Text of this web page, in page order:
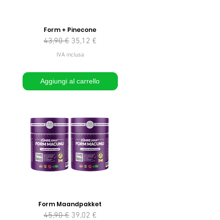
Form + Pinecone
Prezzo regolare
43,90 € Prezzo scontato
35,12 €
IVA inclusa
Aggiungi al carrello
Form Maandpakket
Prezzo regolare
45,90 € Prezzo scontato
39,02 €